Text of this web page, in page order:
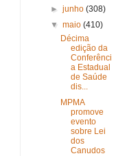
► junho (308)
▼ maio (410)
Décima
edição da
Conferênci
a Estadual
de Saúde
dis...
MPMA
promove
evento
sobre Lei
dos
Canudos